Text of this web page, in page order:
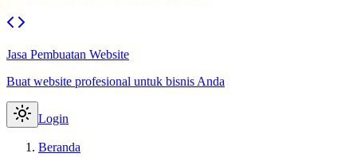
Jasa Pembuatan Website
Buat website profesional untuk bisnis Anda
Login
Beranda